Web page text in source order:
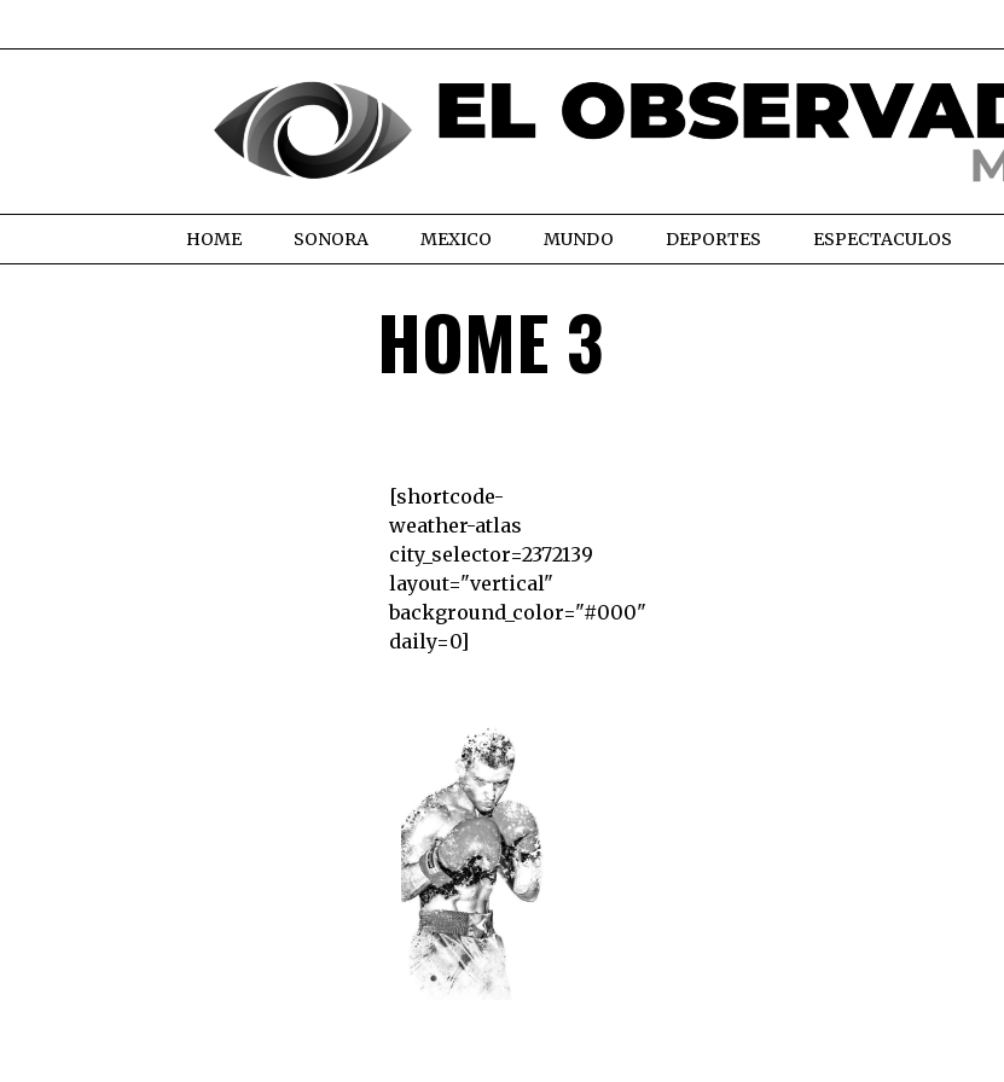
HOME SONORA MEXICO MUNDO DEPORTES ESPECTACULOS
HOME 3
[shortcode-
weather-atlas
city_selector=2372139
layout="vertical"
background_color="#000"
daily=0]